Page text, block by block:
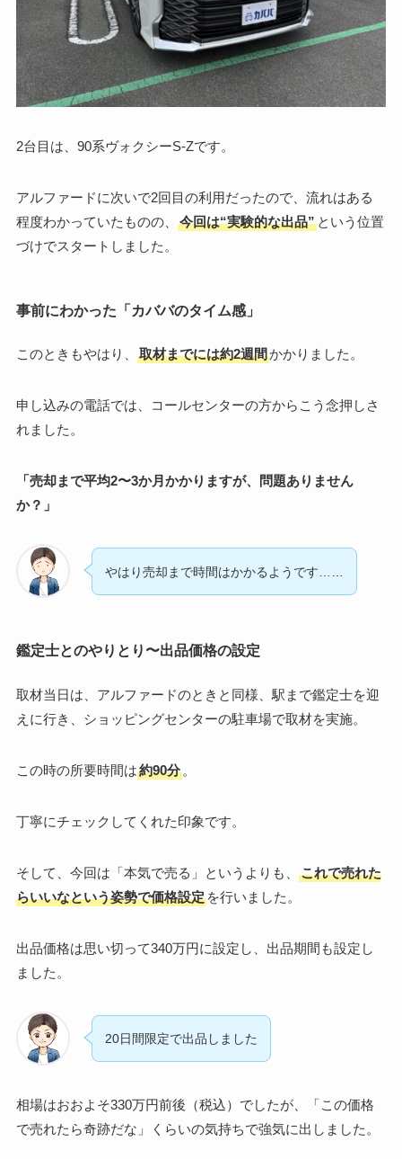
2台目は、90系ヴォクシーS-Zです。
アルファードに次いで2回目の利用だったので、流れはある
程度わかっていたものの、
今回は“実験的な出品”という位置
づけでスタートしました。
事前にわかった「カババのタイム感」
このときもやはり、 取材までには約2週間かかりました。
申し込みの電話では、コールセンターの方からこう念押しさ
れました。
「売却まで平均2〜3か月かかりますが、問題ありません
か？」
やはり売却まで時間はかかるようです……
鑑定士とのやりとり〜出品価格の設定
取材当日は、アルファードのときと同様、駅まで鑑定士を迎
えに行き、ショッピングセンターの駐車場で取材を実施。
この時の所要時間は約90分。
丁寧にチェックしてくれた印象です。
そして、今回は「本気で売る」というよりも、
これで売れた
らいいなという姿勢で価格設定を行いました。
出品価格は思い切って340万円に設定し、出品期間も設定し
ました。
20日間限定で出品しました
相場はおおよそ330万円前後（税込）でしたが、「この価格
で売れたら奇跡だな」くらいの気持ちで強気に出しました。